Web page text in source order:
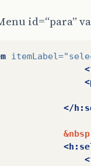
id=“para”
itemLabel=
</